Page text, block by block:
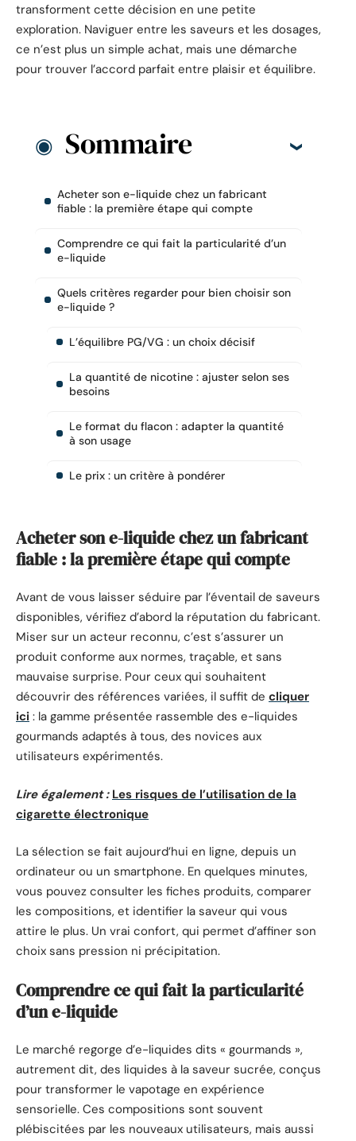
transforment cette décision en une petite
exploration. Naviguer entre les saveurs et les dosages,
ce n’est plus un simple achat, mais une démarche
pour trouver l’accord parfait entre plaisir et équilibre.
Sommaire
Acheter son e-liquide chez un fabricant
fiable : la première étape qui compte
Comprendre ce qui fait la particularité d’un
e-liquide
Quels critères regarder pour bien choisir son
e-liquide ?
L’équilibre PG/VG : un choix décisif
La quantité de nicotine : ajuster selon ses
besoins
Le format du flacon : adapter la quantité
à son usage
Le prix : un critère à pondérer
Acheter son e-liquide chez un fabricant
fiable : la première étape qui compte
Avant de vous laisser séduire par l’éventail de saveurs
disponibles, vérifiez d’abord la réputation du fabricant.
Miser sur un acteur reconnu, c’est s’assurer un
produit conforme aux normes, traçable, et sans
mauvaise surprise. Pour ceux qui souhaitent
découvrir des références variées, il suffit de cliquer
ici : la gamme présentée rassemble des e-liquides
gourmands adaptés à tous, des novices aux
utilisateurs expérimentés.
Lire également : Les risques de l’utilisation de la
cigarette électronique
La sélection se fait aujourd’hui en ligne, depuis un
ordinateur ou un smartphone. En quelques minutes,
vous pouvez consulter les fiches produits, comparer
les compositions, et identifier la saveur qui vous
attire le plus. Un vrai confort, qui permet d’affiner son
choix sans pression ni précipitation.
Comprendre ce qui fait la particularité
d’un e-liquide
Le marché regorge d’e-liquides dits « gourmands »,
autrement dit, des liquides à la saveur sucrée, conçus
pour transformer le vapotage en expérience
sensorielle. Ces compositions sont souvent
plébiscitées par les nouveaux utilisateurs, mais aussi